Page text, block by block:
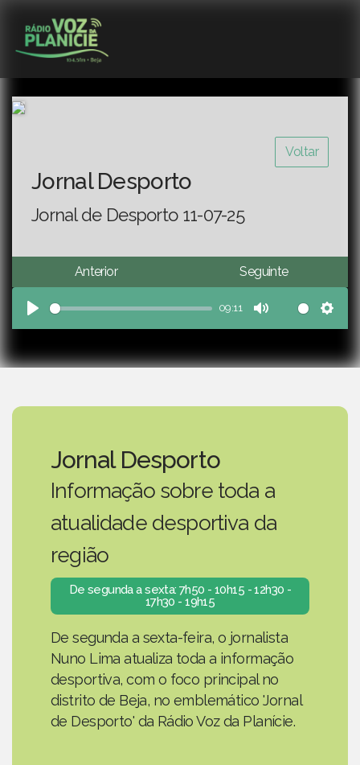
Voltar
Jornal Desporto
Jornal de Desporto 11-07-25
Anterior Seguinte
Play
09:11
Mute
Jornal Desporto
Informação sobre toda a
atualidade desportiva da
região
De segunda a sexta: 7h50 - 10h15 - 12h30 -
17h30 - 19h15
De segunda a sexta-feira, o jornalista
Nuno Lima atualiza toda a informação
desportiva, com o foco principal no
distrito de Beja, no emblemático 'Jornal
de Desporto' da Rádio Voz da Planície.